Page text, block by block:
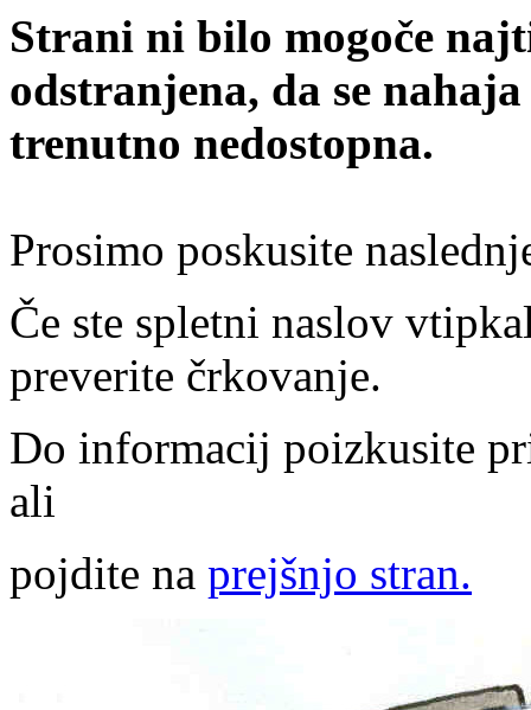
Strani ni bilo mogoče
odstranjena, da se
trenutno nedostopna.
Prosimo poskusite
Če ste spletni naslov
preverite črkovanje.
Do informacij poizkusite
ali
pojdite na prejšnjo stran.